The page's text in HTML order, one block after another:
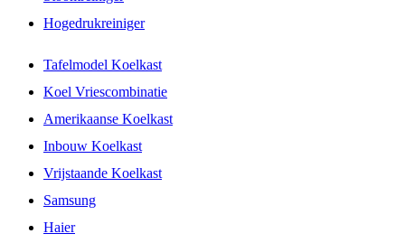
Hogedrukreiniger
Tafelmodel Koelkast
Koel Vriescombinatie
Amerikaanse Koelkast
Inbouw Koelkast
Vrijstaande Koelkast
Samsung
Haier